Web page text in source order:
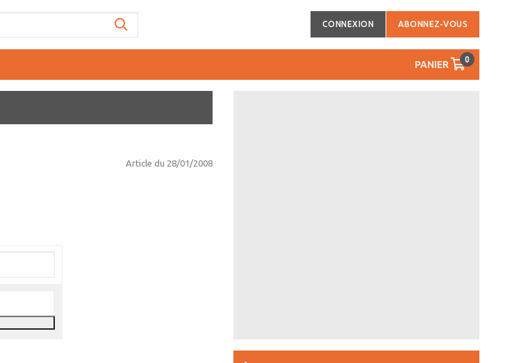
CONNEXION ABONNEZ-VOUS
PANIER 0
Article du 28/01/2008